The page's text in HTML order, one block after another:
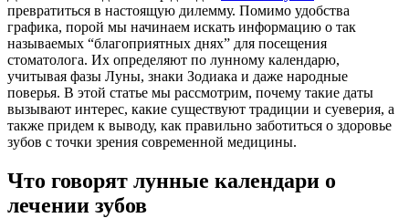
превратиться в настоящую дилемму. Помимо удобства
графика, порой мы начинаем искать информацию о так
называемых “благоприятных днях” для посещения
стоматолога. Их определяют по лунному календарю,
учитывая фазы Луны, знаки Зодиака и даже народные
поверья. В этой статье мы рассмотрим, почему такие даты
вызывают интерес, какие существуют традиции и суеверия, а
также придем к выводу, как правильно заботиться о здоровье
зубов с точки зрения современной медицины.
Что говорят лунные календари о
лечении зубов